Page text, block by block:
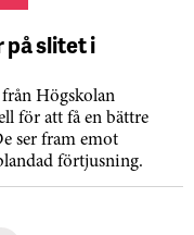
på slitet i
Högskolan
för att få en bättre
ser fram emot
förtjusning.